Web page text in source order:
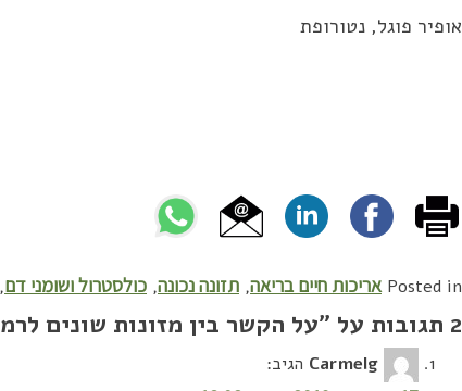
אופיר פוגל, נטורופת
Posted in אריכות חיים בריאה, תזונה נכונה, כולסטרול ושומני דם
2 תגובות על ” על הקשר בין מזונות שונים
Carmelg הגיב: